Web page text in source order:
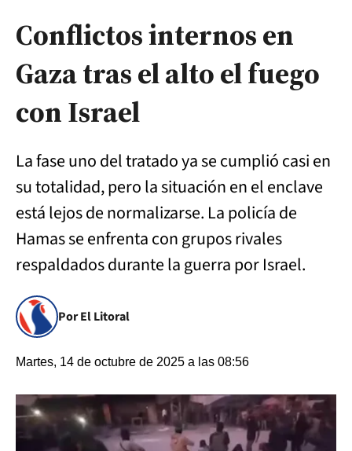
Conflictos internos en
Gaza tras el alto el fuego
con Israel
La fase uno del tratado ya se cumplió casi en
su totalidad, pero la situación en el enclave
está lejos de normalizarse. La policía de
Hamas se enfrenta con grupos rivales
respaldados durante la guerra por Israel.
Por El Litoral
Martes, 14 de octubre de 2025 a las 08:56